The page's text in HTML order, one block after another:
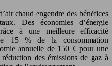
chaud engendre des bénéfices
Des économies d’énergie
à une meilleure efficacité
15 % de la consommation
annuelle de 150 € pour une
des émissions de gaz à